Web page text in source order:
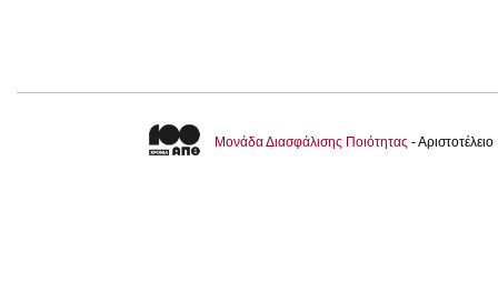
Μονάδα Διασφάλισης Ποιότητας -